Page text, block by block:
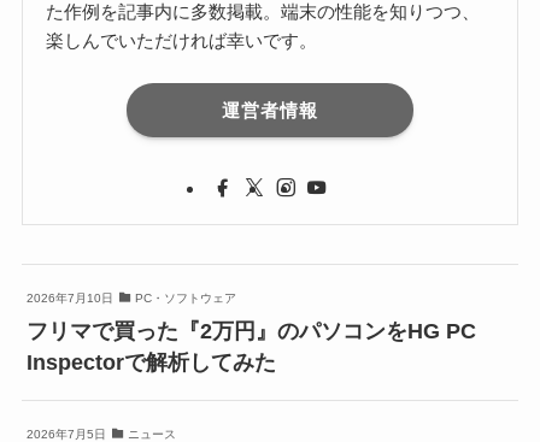
た作例を記事内に多数掲載。端末の性能を知りつつ、
楽しんでいただければ幸いです。
運営者情報
2026年7月10日 PC・ソフトウェア
フリマで買った『2万円』のパソコンをHG PC
Inspectorで解析してみた
2026年7月5日 ニュース